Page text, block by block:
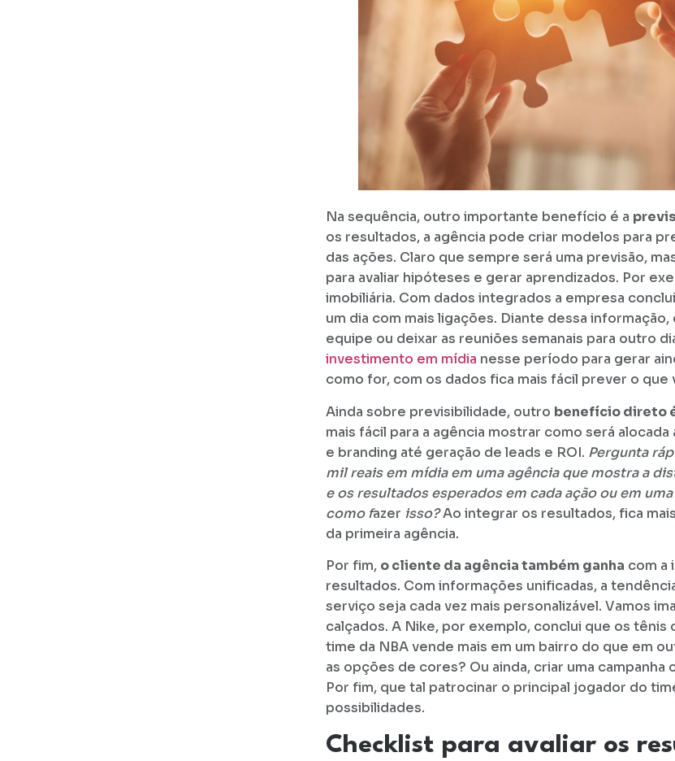
Na sequência, outro importante benefício é a
os resultados, a agência pode criar modelos para
das ações. Claro que sempre será uma previsão,
para avaliar hipóteses e gerar aprendizados. Por
imobiliária. Com dados integrados a empresa
um dia com mais ligações. Diante dessa
equipe ou deixar as reuniões semanais para outro
investimento em mídia nesse período para gerar
como for, com os dados fica mais fácil prever o que
Ainda sobre previsibilidade, outro benefício direto
mais fácil para a agência mostrar como será
e branding até geração de leads e ROI. Pergunta
mil reais em mídia em uma agência que mostra a
e os resultados esperados em cada ação ou em
como fazer isso?Ao integrar os resultados, fica
da primeira agência.
Por fim, o cliente da agência também ganha com a
resultados. Com informações unificadas, a
serviço seja cada vez mais personalizável. Vamos
calçados. A Nike, por exemplo, conclui que os tênis
time da NBA vende mais em um bairro do que em
as opções de cores? Ou ainda, criar uma campanha
Por fim, que tal patrocinar o principal jogador do
possibilidades.
Checklist para avaliar os